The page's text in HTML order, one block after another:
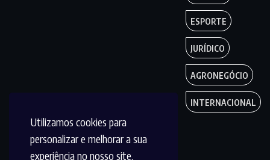
Utilizamos cookies para
personalizar e melhorar a sua
experiência no nosso site.
ESPORTE
JURÍDICO
AGRONEGÓCIO
INTERNACIONAL